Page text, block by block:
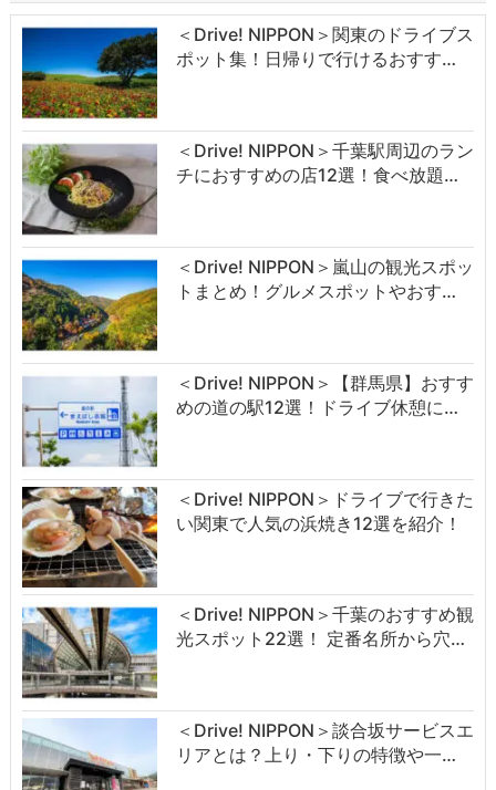
＜Drive! NIPPON＞関東のドライブス
ポット集！日帰りで行けるおすす…
＜Drive! NIPPON＞千葉駅周辺のラン
チにおすすめの店12選！食べ放題…
＜Drive! NIPPON＞嵐山の観光スポッ
トまとめ！グルメスポットやおす…
＜Drive! NIPPON＞【群馬県】おすす
めの道の駅12選！ドライブ休憩に…
＜Drive! NIPPON＞ドライブで行きた
い関東で人気の浜焼き12選を紹介！
＜Drive! NIPPON＞千葉のおすすめ観
光スポット22選！ 定番名所から穴…
＜Drive! NIPPON＞談合坂サービスエ
リアとは？上り・下りの特徴や一…